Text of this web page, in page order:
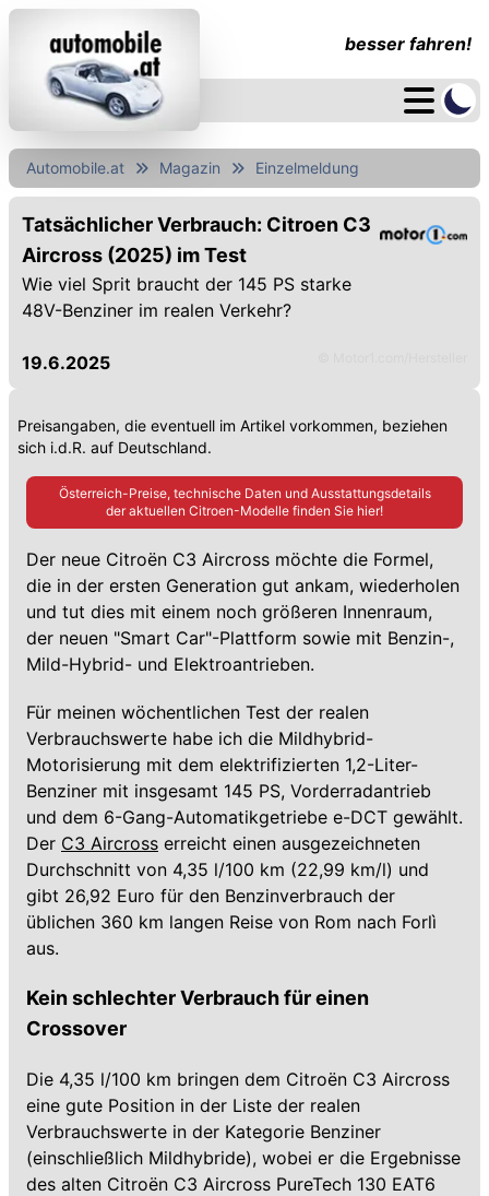
besser fahren!
Automobile.at Magazin Einzelmeldung
Tatsächlicher Verbrauch: Citroen C3
Aircross (2025) im Test
Wie viel Sprit braucht der 145 PS starke
48V-Benziner im realen Verkehr?
19.6.2025
Preisangaben, die eventuell im Artikel vorkommen, beziehen
sich i.d.R. auf Deutschland.
Österreich-Preise, technische Daten und Ausstattungsdetails
der aktuellen Citroen-Modelle finden Sie hier!
Der neue Citroën C3 Aircross möchte die Formel,
die in der ersten Generation gut ankam, wiederholen
und tut dies mit einem noch größeren Innenraum,
der neuen "Smart Car"-Plattform sowie mit Benzin-,
Mild-Hybrid- und Elektroantrieben.
Für meinen wöchentlichen Test der realen
Verbrauchswerte habe ich die Mildhybrid-
Motorisierung mit dem elektrifizierten 1,2-Liter-
Benziner mit insgesamt 145 PS, Vorderradantrieb
und dem 6-Gang-Automatikgetriebe e-DCT gewählt.
Der C3 Aircross erreicht einen ausgezeichneten
Durchschnitt von 4,35 l/100 km (22,99 km/l) und
gibt 26,92 Euro für den Benzinverbrauch der
üblichen 360 km langen Reise von Rom nach Forlì
aus.
Kein schlechter Verbrauch für einen
Crossover
Die 4,35 l/100 km bringen dem Citroën C3 Aircross
eine gute Position in der Liste der realen
Verbrauchswerte in der Kategorie Benziner
(einschließlich Mildhybride), wobei er die Ergebnisse
des alten Citroën C3 Aircross PureTech 130 EAT6